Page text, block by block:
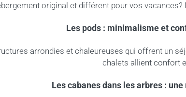
original et différent pour vos
Les pods : minimalisme et
arrondies et chaleureuses qui offrent un
chalets allient confort
Les cabanes dans les arbres :